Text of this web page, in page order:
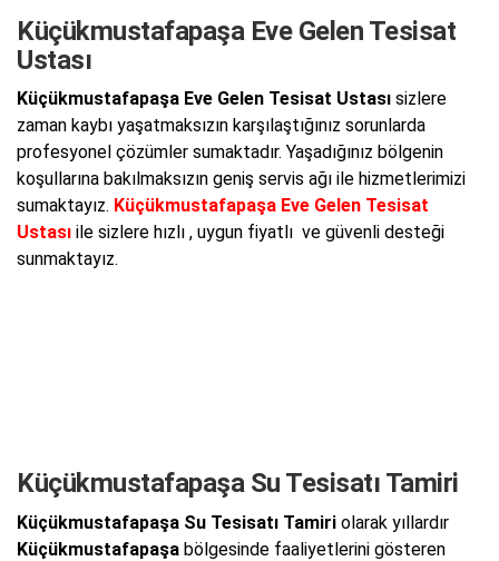
Küçükmustafapaşa Eve Gelen Tesisat
Ustası
Küçükmustafapaşa Eve Gelen Tesisat Ustası sizlere
zaman kaybı yaşatmaksızın karşılaştığınız sorunlarda
profesyonel çözümler sumaktadır. Yaşadığınız bölgenin
koşullarına bakılmaksızın geniş servis ağı ile hizmetlerimizi
sumaktayız. Küçükmustafapaşa Eve Gelen Tesisat
Ustası ile sizlere hızlı , uygun fiyatlı ve güvenli desteği
sunmaktayız.
Küçükmustafapaşa Su Tesisatı Tamiri
Küçükmustafapaşa Su Tesisatı Tamiri olarak yıllardır
Küçükmustafapaşa bölgesinde faaliyetlerini gösteren